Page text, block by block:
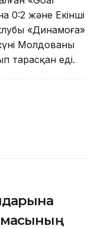
0:2 және Екінші
«Динамоға»
Молдованың
тарасқан еді.